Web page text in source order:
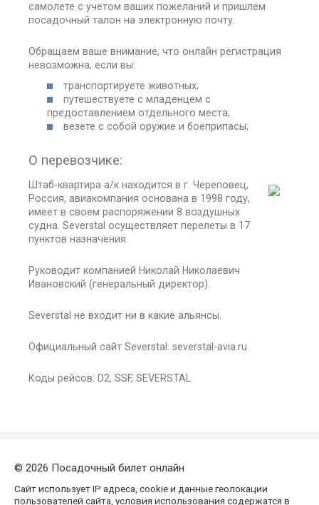
самолете с учетом ваших пожеланий и пришлем
посадочный талон на электронную почту.
Обращаем ваше внимание, что онлайн регистрация
невозможна, если вы:
транспортируете животных;
путешествуете с младенцем с
предоставлением отдельного места;
везете с собой оружие и боеприпасы;
О перевозчике:
Штаб-квартира а/к находится в г. Череповец,
Россия, авиакомпания основана в 1998 году,
имеет в своем распоряжении 8 воздушных
судна. Severstal осуществляет перелеты в 17
пунктов назначения.
Руководит компанией Николай Николаевич
Ивановский (генеральный директор).
Severstal не входит ни в какие альянсы.
Официальный сайт Severstal: severstal-avia.ru
Коды рейсов: D2, SSF, SEVERSTAL
© 2026 Посадочный билет онлайн
Сайт использует IP адреса, cookie и данные геолокации
пользователей сайта, условия использования содержатся в